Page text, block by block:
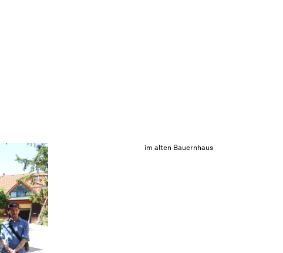
im alten Bauernhaus